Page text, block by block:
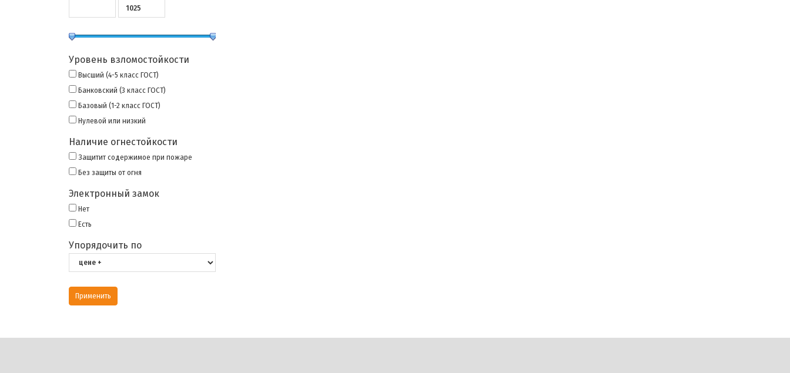
Уровень взломостойкости
Высший (4-5 класс ГОСТ)
Банковский (3 класс ГОСТ)
Базовый (1-2 класс ГОСТ)
Нулевой или низкий
Наличие огнестойкости
Защитит содержимое при пожаре
Без защиты от огня
Электронный замок
Нет
Есть
Упорядочить по